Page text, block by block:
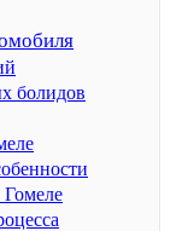
болидов